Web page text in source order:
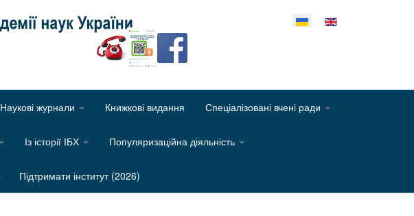
Оберіть свою мову
Наукові журнали Книжкові видання Спеціалізовані вчені ради
Із історії ІБХ Популяризаційна діяльність
Підтримати інститут (2026)